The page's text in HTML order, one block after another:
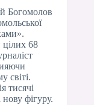
Богомолов
68
світі.
тисячі
фігуру.